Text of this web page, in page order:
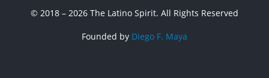
© 2018 – 2026 The Latino Spirit. All Rights Reserved
Founded by Diego F. Maya